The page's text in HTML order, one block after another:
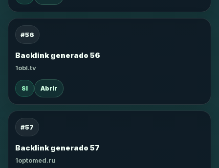
#56
Backlink generado 56
1obl.tv
SI Abrir
#57
Backlink generado 57
1optomed.ru